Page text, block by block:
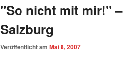
"So nicht mit mir!"
Salzburg
Veröffentlicht am Mai 8, 2007